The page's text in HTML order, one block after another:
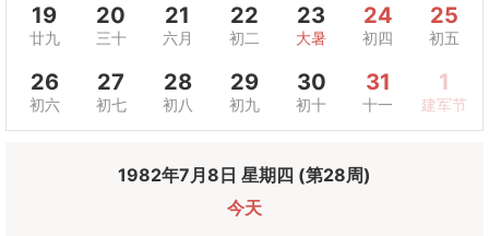
19
廿九
20
三十
21
六月
22
初二
23
大暑
24
初四
25
初五
26
初六
27
初七
28
初八
29
初九
30
初十
31
十一
1
建军节
1982年7月8日 星期四 (第28周)
今天